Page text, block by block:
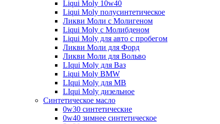
Liqui Moly 10w40
Liqui Moly полусинтетическое
Ликви Моли с Молигеном
Liqui Moly с Молибденом
Liqui Moly для авто с пробегом
Ликви Моли для Форд
Ликви Моли для Вольво
LIqui Moly для Ваз
Liqui Moly BMW
LIqui Moly для MB
LIqui Moly дизельное
Синтетическое масло
0w30 синтетические
0w40 зимнее синтетическое